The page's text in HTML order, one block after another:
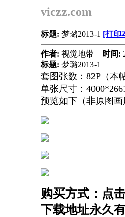
viczz.com
标题: 梦璐2013-1 [打印
作者: 视觉地带 时间:
标题: 梦璐2013-1
套图张数：82P（本
单张尺寸：
预览如下（非原图画
购买方式：点
下载地址永久有